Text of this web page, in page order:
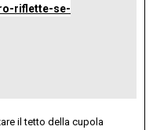
riflette-se-
il tetto della cupola